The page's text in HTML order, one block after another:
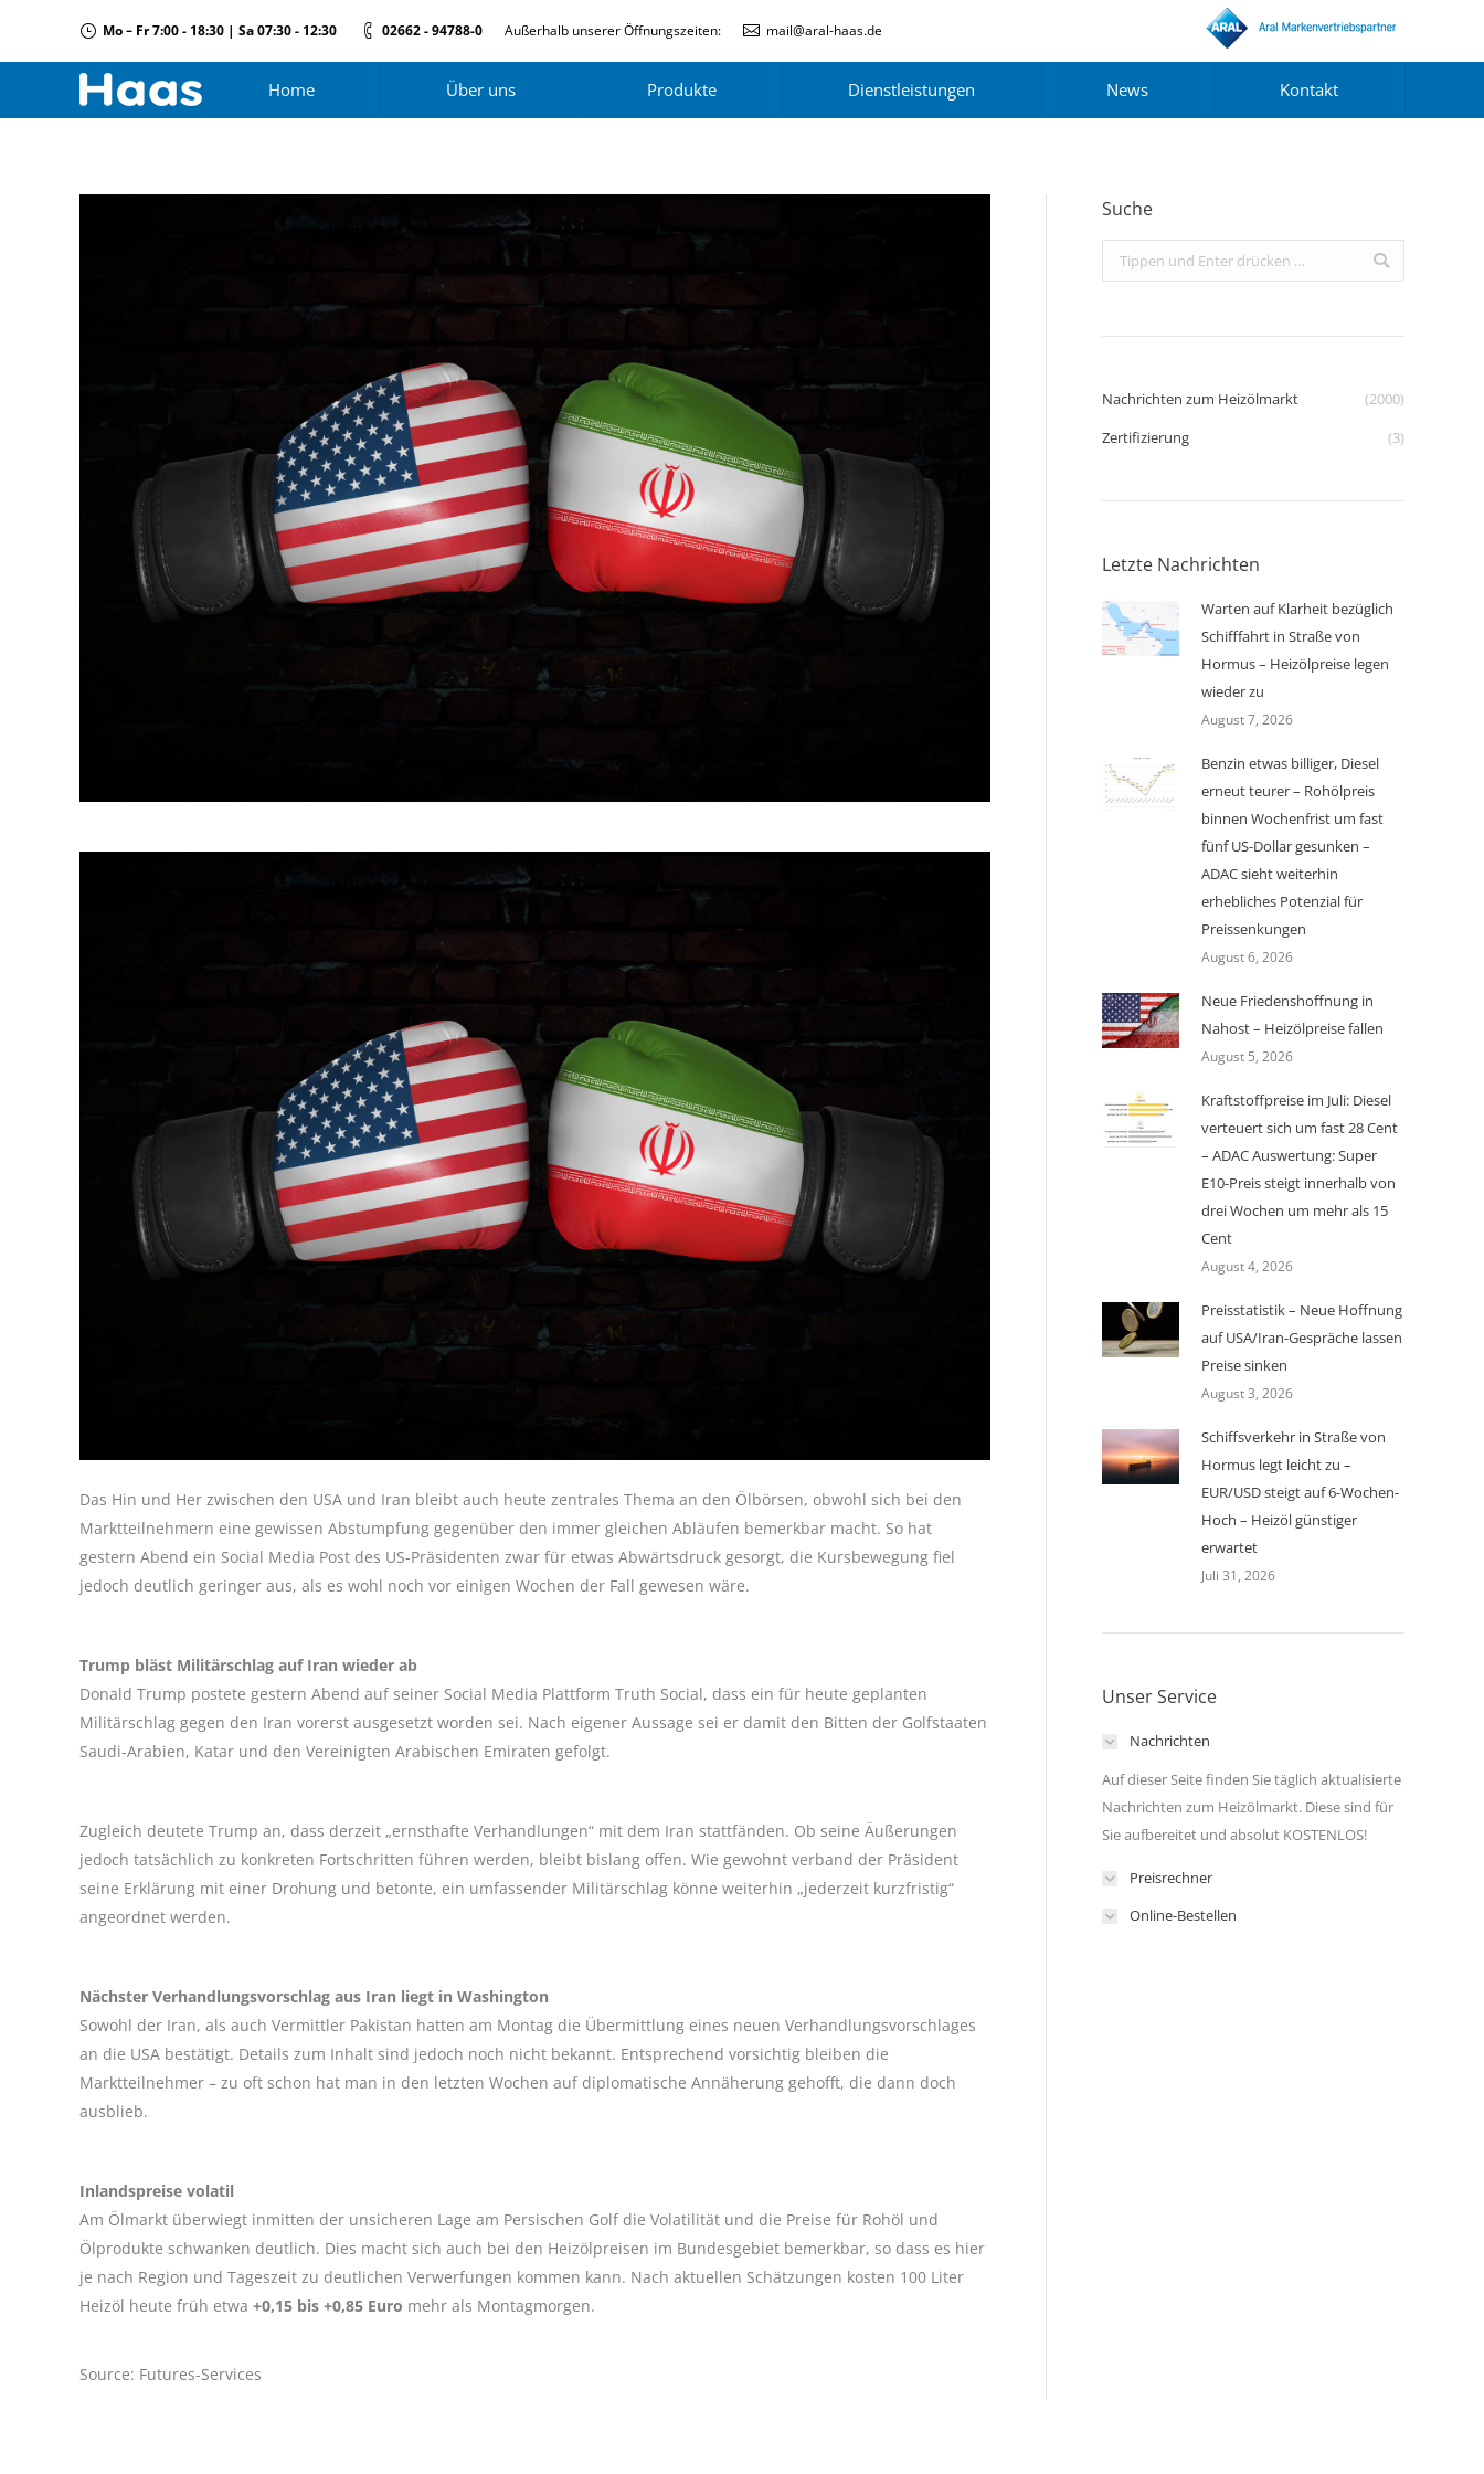
Mo – Fr 7:00 - 18:30 | Sa 07:30 - 12:30 02662 - 94788-0 Außerhalb unserer Öffnungszeiten: mail@aral-haas.de
Home Über uns Produkte Dienstleistungen News Kontakt
Das Hin und Her zwischen den USA und Iran bleibt auch heute zentrales Thema an den Ölbörsen, obwohl sich bei den
Marktteilnehmern eine gewissen Abstumpfung gegenüber den immer gleichen Abläufen bemerkbar macht. So hat
gestern Abend ein Social Media Post des US-Präsidenten zwar für etwas Abwärtsdruck gesorgt, die Kursbewegung fiel
jedoch deutlich geringer aus, als es wohl noch vor einigen Wochen der Fall gewesen wäre.
Trump bläst Militärschlag auf Iran wieder ab
Donald Trump postete gestern Abend auf seiner Social Media Plattform Truth Social, dass ein für heute geplanten
Militärschlag gegen den Iran vorerst ausgesetzt worden sei. Nach eigener Aussage sei er damit den Bitten der Golfstaaten
Saudi-Arabien, Katar und den Vereinigten Arabischen Emiraten gefolgt.
Zugleich deutete Trump an, dass derzeit „ernsthafte Verhandlungen“ mit dem Iran stattfänden. Ob seine Äußerungen
jedoch tatsächlich zu konkreten Fortschritten führen werden, bleibt bislang offen. Wie gewohnt verband der Präsident
seine Erklärung mit einer Drohung und betonte, ein umfassender Militärschlag könne weiterhin „jederzeit kurzfristig“
angeordnet werden.
Nächster Verhandlungsvorschlag aus Iran liegt in Washington
Sowohl der Iran, als auch Vermittler Pakistan hatten am Montag die Übermittlung eines neuen Verhandlungsvorschlages
an die USA bestätigt. Details zum Inhalt sind jedoch noch nicht bekannt. Entsprechend vorsichtig bleiben die
Marktteilnehmer – zu oft schon hat man in den letzten Wochen auf diplomatische Annäherung gehofft, die dann doch
ausblieb.
Inlandspreise volatil
Am Ölmarkt überwiegt inmitten der unsicheren Lage am Persischen Golf die Volatilität und die Preise für Rohöl und
Ölprodukte schwanken deutlich. Dies macht sich auch bei den Heizölpreisen im Bundesgebiet bemerkbar, so dass es hier
je nach Region und Tageszeit zu deutlichen Verwerfungen kommen kann. Nach aktuellen Schätzungen kosten 100 Liter
Heizöl heute früh etwa +0,15 bis +0,85 Euro mehr als Montagmorgen.
Source: Futures-Services
Suche
Search:
Nachrichten zum Heizölmarkt
(2000)
Zertifizierung
(3)
Letzte Nachrichten
Warten auf Klarheit bezüglich
Schifffahrt in Straße von
Hormus – Heizölpreise legen
wieder zu
August 7, 2026
Benzin etwas billiger, Diesel
erneut teurer – Rohölpreis
binnen Wochenfrist um fast
fünf US-Dollar gesunken –
ADAC sieht weiterhin
erhebliches Potenzial für
Preissenkungen
August 6, 2026
Neue Friedenshoffnung in
Nahost – Heizölpreise fallen
August 5, 2026
Kraftstoffpreise im Juli: Diesel
verteuert sich um fast 28 Cent
– ADAC Auswertung: Super
E10-Preis steigt innerhalb von
drei Wochen um mehr als 15
Cent
August 4, 2026
Preisstatistik – Neue Hoffnung
auf USA/Iran-Gespräche lassen
Preise sinken
August 3, 2026
Schiffsverkehr in Straße von
Hormus legt leicht zu –
EUR/USD steigt auf 6-Wochen-
Hoch – Heizöl günstiger
erwartet
Juli 31, 2026
Unser Service
Nachrichten
Auf dieser Seite finden Sie täglich aktualisierte
Nachrichten zum Heizölmarkt. Diese sind für
Sie aufbereitet und absolut KOSTENLOS!
Preisrechner
Online-Bestellen